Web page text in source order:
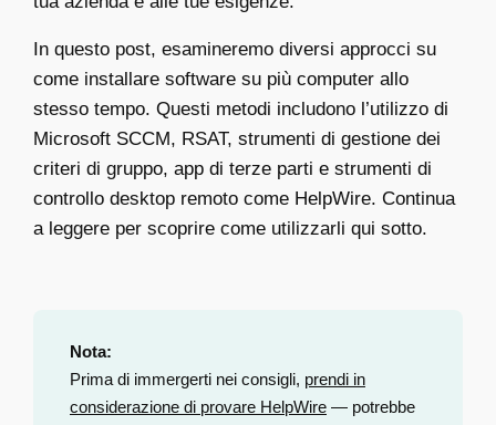
In questo post, esamineremo diversi approcci su
come installare software su più computer allo
stesso tempo. Questi metodi includono l’utilizzo di
Microsoft SCCM, RSAT, strumenti di gestione dei
criteri di gruppo, app di terze parti e strumenti di
controllo desktop remoto come HelpWire. Continua
a leggere per scoprire come utilizzarli qui sotto.
Nota:
Prima di immergerti nei consigli, prendi in
considerazione di provare HelpWire — potrebbe